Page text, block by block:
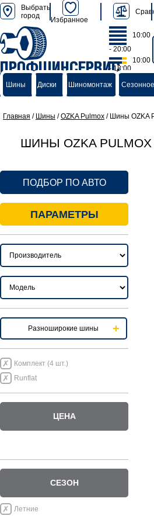
Выбрать
город
Избранное
ПРОФШИНСЕРВИС
группа компаний
10:00
- 20:00
10:00
- 18:00
Шины Диски Шиномонтаж
Главная / Шины /OZKA Pulmox / Шины OZKA
ШИНЫ OZKA PULMOX
ПОДБОР ПО АВТО
ПАРАМЕТРЫ
Разноширокие шины
Комплект (4 шт.)
Runflat
ЦЕНА
СЕЗОН
Летние